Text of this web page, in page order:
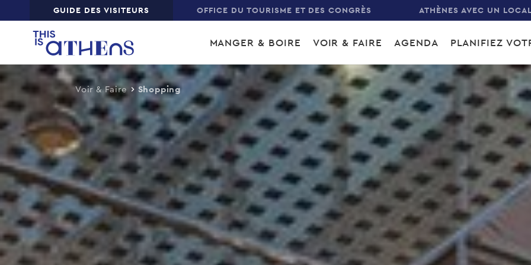
content
Top GUIDE DES VISITEURS OFFICE DU TOURISME ET DES CONGRÈS ATHÈNES AVEC UN LOCAL
Main
navigation
MANGER & BOIRE VOIR & FAIRE AGENDA PLANIFIEZ
Voir & Faire Shopping